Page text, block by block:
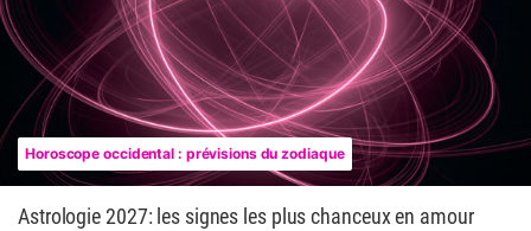
Horoscope occidental : prévisions du zodiaque
Astrologie 2027: les signes les plus chanceux en amour